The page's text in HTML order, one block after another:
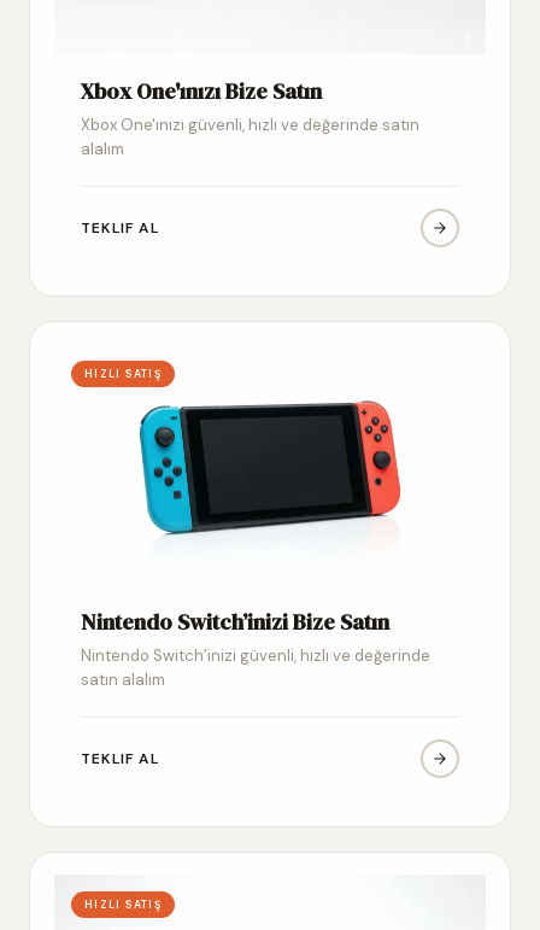
Xbox One'ınızı Bize Satın
Xbox One'ınızı güvenli, hızlı ve değerinde satın
alalım
TEKLIF AL
HIZLI SATIŞ
Nintendo Switch’inizi Bize Satın
Nintendo Switch’inizi güvenli, hızlı ve değerinde
satın alalım
TEKLIF AL
HIZLI SATIŞ